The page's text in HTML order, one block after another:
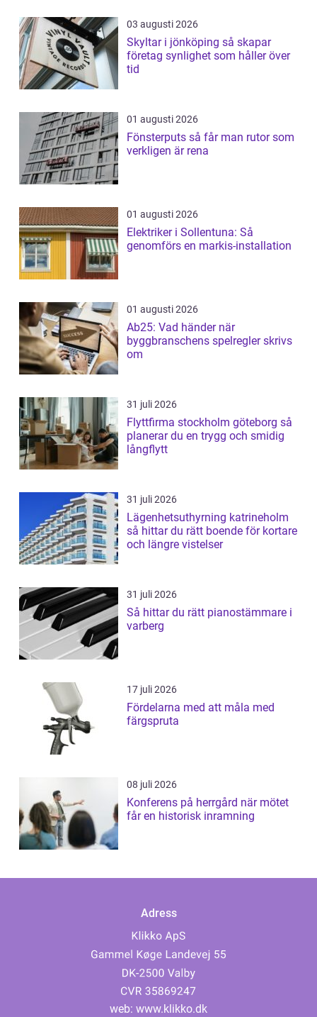
03 augusti 2026
Skyltar i jönköping så skapar
företag synlighet som håller över
tid
01 augusti 2026
Fönsterputs så får man rutor som
verkligen är rena
01 augusti 2026
Elektriker i Sollentuna: Så
genomförs en markis-installation
01 augusti 2026
Ab25: Vad händer när
byggbranschens spelregler skrivs
om
31 juli 2026
Flyttfirma stockholm göteborg så
planerar du en trygg och smidig
långflytt
31 juli 2026
Lägenhetsuthyrning katrineholm
så hittar du rätt boende för kortare
och längre vistelser
31 juli 2026
Så hittar du rätt pianostämmare i
varberg
17 juli 2026
Fördelarna med att måla med
färgspruta
08 juli 2026
Konferens på herrgård när mötet
får en historisk inramning
Adress
web: www.klikko.dk